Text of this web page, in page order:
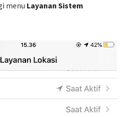
menu Layanan Sistem